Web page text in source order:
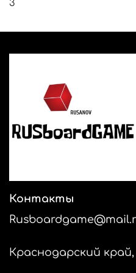
3
Контакты
Краснодарский